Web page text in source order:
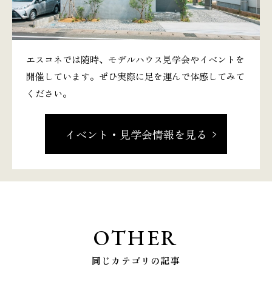
エスコネでは随時、モデルハウス見学会やイベントを
開催しています。ぜひ実際に足を運んで体感してみて
ください。
イベント・見学会情報を見る
OTHER
同じカテゴリの記事